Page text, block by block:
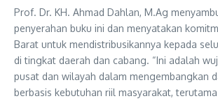
Prof. Dr. KH. Ahmad Dahlan, M.Ag
penyerahan buku ini dan menyatakan
Barat untuk mendistribusikannya kepada
di tingkat daerah dan cabang. “Ini adalah
pusat dan wilayah dalam mengembangkan
berbasis kebutuhan riil masyarakat,